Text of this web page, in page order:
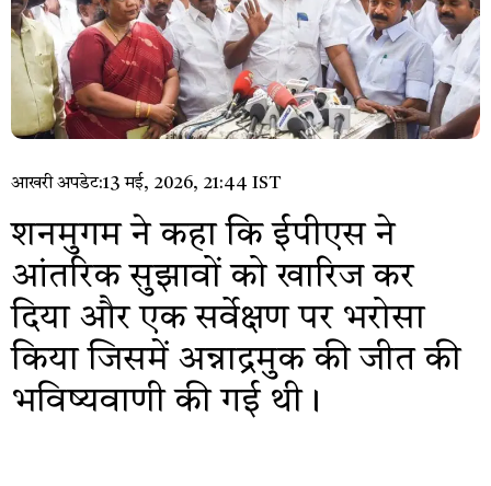
आखरी अपडेट:13 मई, 2026, 21:44 IST
शनमुगम ने कहा कि ईपीएस ने
आंतरिक सुझावों को खारिज कर
दिया और एक सर्वेक्षण पर भरोसा
किया जिसमें अन्नाद्रमुक की जीत की
भविष्यवाणी की गई थी।